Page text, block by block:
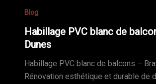
Blog
Habillage PVC blanc de
Dunes
Habillage PVC blanc de balcons –
Rénovation esthétique et durable de